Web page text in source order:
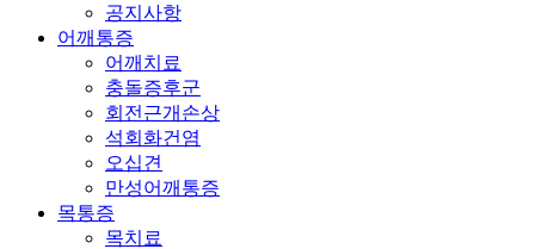
공지사항
어깨통증
어깨치료
충돌증후군
회전근개손상
석회화건염
오십견
만성어깨통증
목통증
목치료